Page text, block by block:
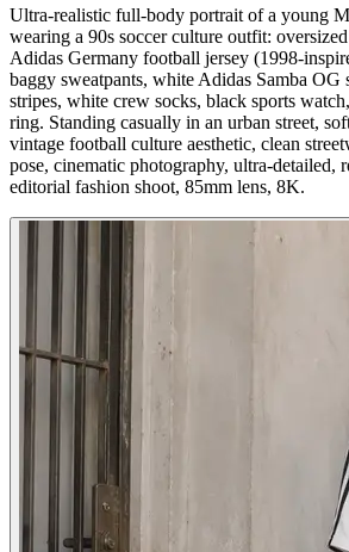
Ultra-realistic full-body portrait of a young
wearing a 90s soccer culture outfit:
Adidas Germany football jersey (1998-
baggy sweatpants, white Adidas Samba OG
stripes, white crew socks, black sports
ring. Standing casually in an urban street,
vintage football culture aesthetic, clean
pose, cinematic photography, ultra-detailed,
editorial fashion shoot, 85mm lens, 8K.